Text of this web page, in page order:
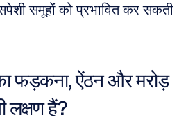
समूहों को प्रभावित कर सकती
फड़कना, ऐंठन और मरोड़
हैं?